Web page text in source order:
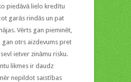
piedāvā lielo kredītu
garās rindās un pat
Vērts gan pieminēt,
gan otrs aizdevums pret
ietver zināmu risku.
likmes ir daudz
nepildot saistības